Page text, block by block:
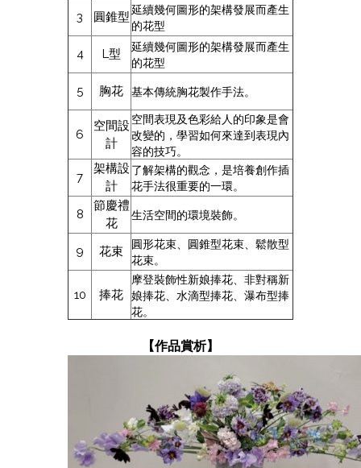
3 圓錐型延續幾何圖形的架構發展而產生
的花型
4 L型
延續幾何圖形的架構發展而產生
的花型
5 胸花 基本傳統胸花製作手法。
6
空間設
計
空間表現及色彩給人的印象是會
改變的，學習如何來達到表現內
容的技巧。
7
架構設
計
了解架構的觀念，是培養創作插
花手法很重要的一環。
8
節慶禮
花
生活空間的環境裝飾。
9 花束
圓形花束、圓錐型花束、鬆散型
花束。
10 捧花
摩登裝飾性新娘捧花、非對稱新
娘捧花、水滴型捧花、瀑布型捧
花。
【作品賞析】